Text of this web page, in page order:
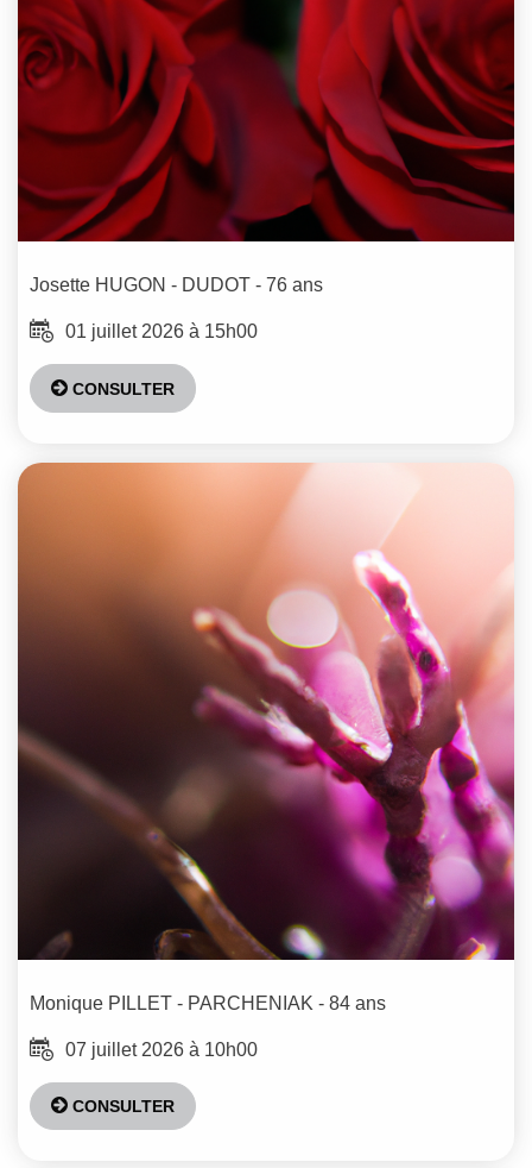
Josette HUGON - DUDOT - 76 ans
01 juillet 2026 à 15h00
CONSULTER
Monique PILLET - PARCHENIAK - 84 ans
07 juillet 2026 à 10h00
CONSULTER